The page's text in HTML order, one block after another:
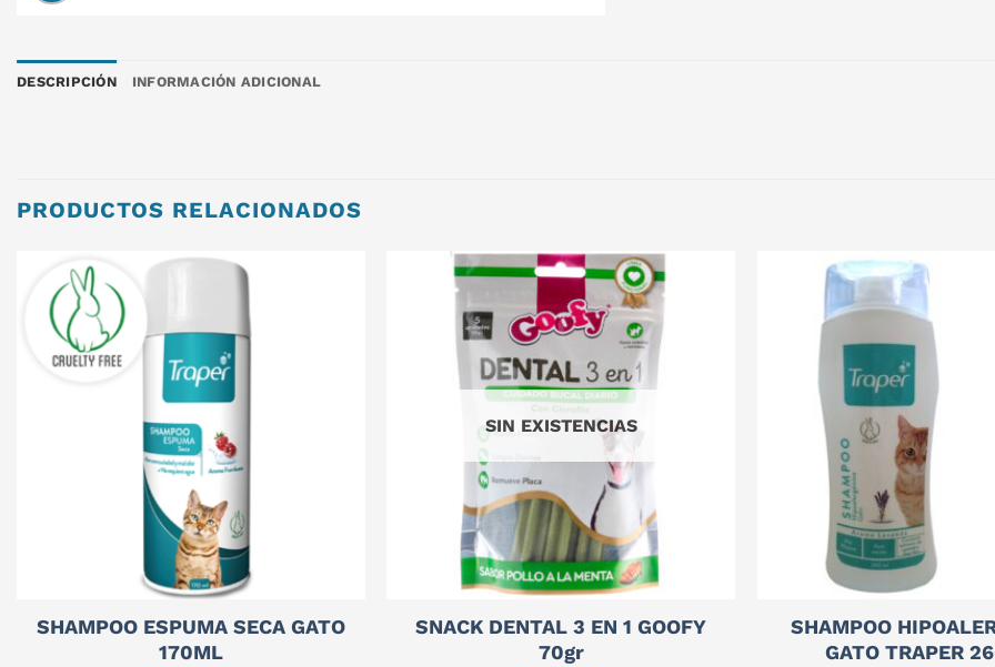
DESCRIPCIÓN INFORMACIÓN ADICIONAL
PRODUCTOS RELACIONADOS
SHAMPOO ESPUMA SECA GATO
170ML
SIN EXISTENCIAS
SNACK DENTAL 3 EN 1 GOOFY
70gr
SHAMPOO
GATO TRAPER